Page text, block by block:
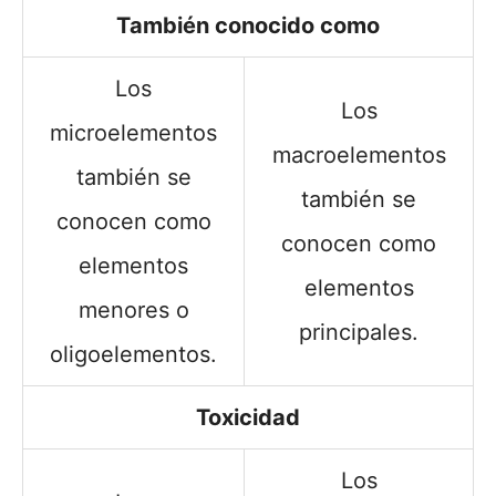
También conocido como
Los
microelementos
también se
conocen como
elementos
menores o
oligoelementos.
Los
macroelementos
también se
conocen como
elementos
principales.
Toxicidad
Los